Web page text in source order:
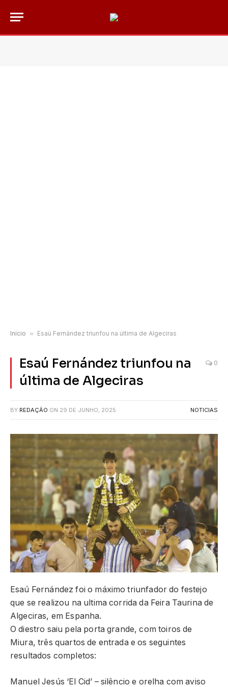
Início » Esaú Fernández triunfou na última de Algeciras
Esaú Fernández triunfou na
última de Algeciras
0
BY REDAÇÃO ON 29 DE JUNHO, 2025 NOTICIAS
Esaú Fernández foi o máximo triunfador do festejo
que se realizou na ultima corrida da Feira Taurina de
Algeciras, em Espanha.
O diestro saiu pela porta grande, com toiros de
Miura, três quartos de entrada e os seguintes
resultados completos:
Manuel Jesús ‘El Cid’ – silêncio e orelha com aviso